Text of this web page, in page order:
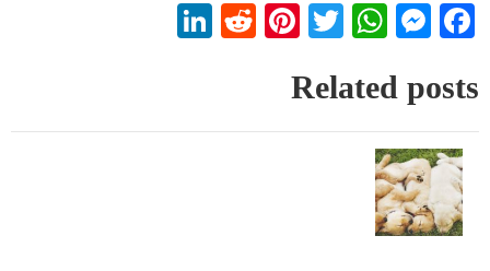
Facebook
Messenger
WhatsApp
Twitter
Pinterest
Reddit
Related posts